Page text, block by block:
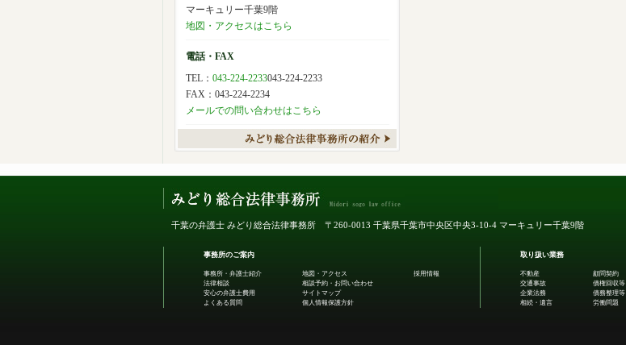
マーキュリー千葉9階
地図・アクセスはこちら
電話・FAX
TEL： 043-224-2233043-224-2233
FAX：043-224-2234
メールでの問い合わせはこちら
千葉の弁護士 みどり総合法律事務所 〒260-0013 千葉県千葉市中央区中央3-10-4マーキュリー千葉9階
事務所のご案内
事務所・弁護士紹介
法律相談
安心の弁護士費用
よくある質問
地図・アクセス
相談予約・お問い合わせ
サイトマップ
個人情報保護方針
採用情報
取り扱い業務
不動産
交通事故
企業法務
相続・遺言
顧問契約
債権回収等
債務整理等
労働問題